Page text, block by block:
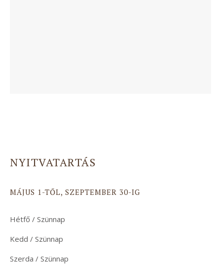
NYITVATARTÁS
MÁJUS 1-TŐL, SZEPTEMBER 30-IG
Hétfő / Szünnap
Kedd / Szünnap
Szerda / Szünnap